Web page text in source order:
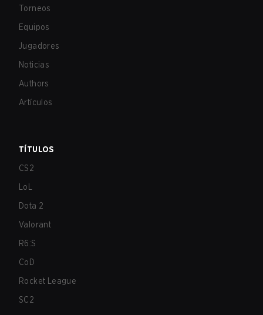
Torneos
Equipos
Jugadores
Noticias
Authors
Artículos
TÍTULOS
CS2
LoL
Dota 2
Valorant
R6:S
CoD
Rocket League
SC2